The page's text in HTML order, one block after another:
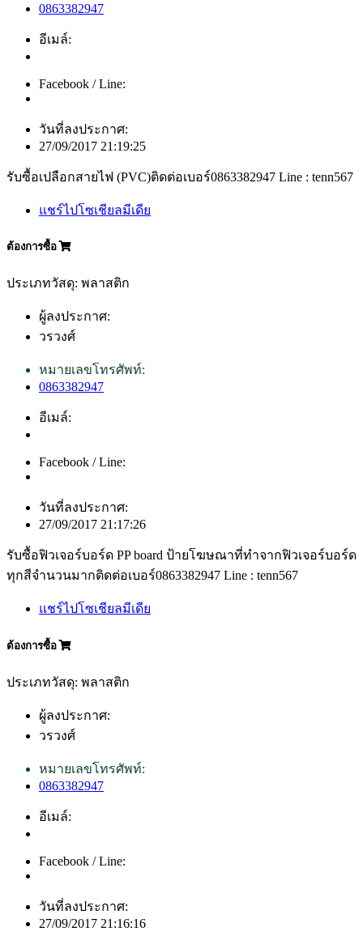
0863382947
อีเมล์:
Facebook / Line:
วันที่ลงประกาศ:
27/09/2017 21:19:25
รับซื้อเปลือกสายไฟ (PVC)ติดต่อเบอร์0863382947 Line : tenn567
แชร์ไปโซเชียลมีเดีย
ต้องการซื้อ
ประเภทวัสดุ: พลาสติก
ผู้ลงประกาศ:
วรวงศ์
หมายเลขโทรศัพท์:
0863382947
อีเมล์:
Facebook / Line:
วันที่ลงประกาศ:
27/09/2017 21:17:26
รับซื้อฟิวเจอร์บอร์ด PP board ป้ายโฆษณาที่ทำจากฟิวเจอร์บอร์ด
ทุกสีจำนวนมากติดต่อเบอร์0863382947 Line : tenn567
แชร์ไปโซเชียลมีเดีย
ต้องการซื้อ
ประเภทวัสดุ: พลาสติก
ผู้ลงประกาศ:
วรวงศ์
หมายเลขโทรศัพท์:
0863382947
อีเมล์:
Facebook / Line:
วันที่ลงประกาศ:
27/09/2017 21:16:16